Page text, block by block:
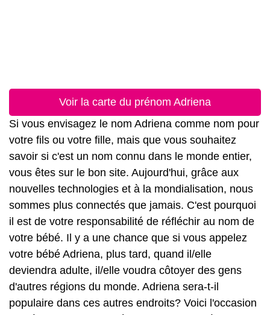
Voir la carte du prénom Adriena
Si vous envisagez le nom Adriena comme nom pour
votre fils ou votre fille, mais que vous souhaitez
savoir si c'est un nom connu dans le monde entier,
vous êtes sur le bon site. Aujourd'hui, grâce aux
nouvelles technologies et à la mondialisation, nous
sommes plus connectés que jamais. C'est pourquoi
il est de votre responsabilité de réfléchir au nom de
votre bébé. Il y a une chance que si vous appelez
votre bébé Adriena, plus tard, quand il/elle
deviendra adulte, il/elle voudra côtoyer des gens
d'autres régions du monde. Adriena sera-t-il
populaire dans ces autres endroits? Voici l'occasion